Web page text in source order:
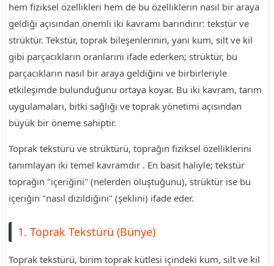
hem fiziksel özellikleri hem de bu özelliklerin nasıl bir araya
geldiği açısından önemli iki kavramı barındırır: tekstür ve
strüktür. Tekstür, toprak bileşenlerinin, yani kum, silt ve kil
gibi parçacıkların oranlarını ifade ederken; strüktür, bu
parçacıkların nasıl bir araya geldiğini ve birbirleriyle
etkileşimde bulunduğunu ortaya koyar. Bu iki kavram, tarım
uygulamaları, bitki sağlığı ve toprak yönetimi açısından
büyük bir öneme sahiptir.
Toprak tekstürü ve strüktürü, toprağın fiziksel özelliklerini
tanımlayan iki temel kavramdır . En basit haliyle; tekstür
toprağın "içeriğini" (nelerden oluştuğunu), strüktür ise bu
içeriğin "nasıl dizildiğini" (şeklini) ifade eder.
1. Toprak Tekstürü (Bünye)
Toprak tekstürü, birim toprak kütlesi içindeki kum, silt ve kil